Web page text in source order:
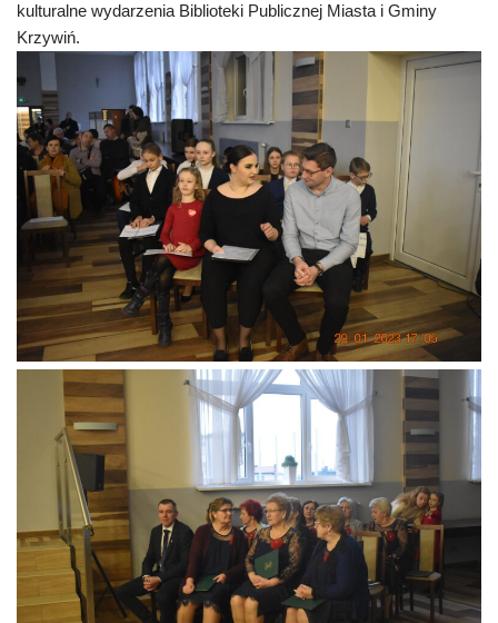
kulturalne wydarzenia Biblioteki Publicznej Miasta i Gminy
Krzywiń.